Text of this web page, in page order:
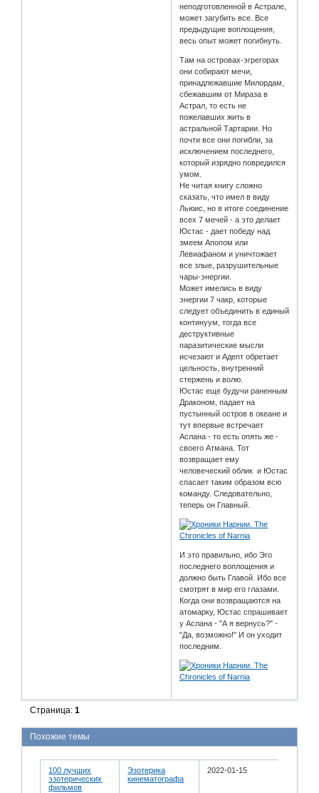
неподготовленной в Астрале,
может загубить все. Все
предыдущие воплощения,
весь опыт может погибнуть.
Там на островах-эгрегорах
они собирают мечи,
принадлежавшие Милордам,
сбежавшим от Мираза в
Астрал, то есть не
пожелавших жить в
астральной Тартарии. Но
почти все они погибли, за
исключением последнего,
который изрядно повредился
умом.
Не читая книгу сложно
сказать, что имел в виду
Льюис, но в итоге соединение
всех 7 мечей - а это делает
Юстас - дает победу над
змеем Апопом или
Левиафаном и уничтожает
все злые, разрушительные
чары-энергии.
Может имелись в виду
энергии 7 чакр, которые
следует объединить в единый
континуум, тогда все
деструктивные
паразитические мысли
исчезают и Адепт обретает
цельность, внутренний
стержень и волю.
Юстас еще будучи раненным
Драконом, падает на
пустынный остров в океане и
тут впервые встречает
Аслана - то есть опять же -
своего Атмана. Тот
возвращает ему
человеческий облик и Юстас
спасает таким образом всю
команду. Следовательно,
теперь он Главный.
И это правильно, ибо Эго
последнего воплощения и
должно быть Главой. Ибо все
смотрят в мир его глазами.
Когда они возвращаются на
атомарку, Юстас спрашивает
у Аслана - "А я вернусь?" -
"Да, возможно!" И он уходит
последним.
Страница:1
Похожие темы
100 лучших
эзотерических
фильмов
Эзотерика
кинематографа
2022-01-15